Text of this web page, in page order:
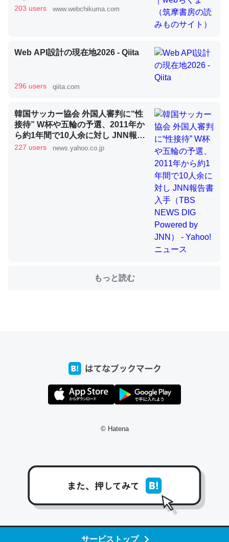
サービストップ
利だから両方が拮抗してるのでは」とあって面白い。海に
いる鋏角類（カブトガニ・ウミグモ）はカルシウムを使わ
ずキチンを強化してる筈だが、酵素が違うのか？
いのか」に関する新仮説
これを元に考えるとカルシウムを大量に使う脊椎動物と貝
類は苦労してるんだな…。腹足類だと殻を無くしてナメク
ジになったり努力してるし。
ウチもEchoを実家に置いて４年。でたまに覗いてる。ぼ
ちぼちRingも置こうかと画策中。あと、Googleマップで
─たまにLINEするくらいだった遠方の父67歳と僕。ITツール導入で
とかSpotifyを支払う孝行もできる。一生で親と会える残
それを実質100倍以上に伸ばす効果があるはず……
私も3年前ぐらいに祖母の家に設置した。ポケットWifiみ
たいなのでネット環境作ったけどAlexaしか使わないので
回線代ほとんどかからないですよ。参考：
203 users www.webchikuma.com
Web API設計の現在地2026 - Qiita
296 users qiita.com
韓国サッカー協会 外国人審判に“性
接待” W杯や五輪の予選、2011年か
ら約1年間で10人余に対し JNN報告
書入手（TBS NEWS DIG Powered
227 users news.yahoo.co.jp
もっと読む
© Hatena